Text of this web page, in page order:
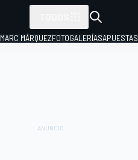
MARC MÁRQUEZFOTOGALERÍASAPUESTAS